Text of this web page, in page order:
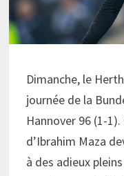
Dimanche, le
journée de la
Hannover 96 (1-
d’Ibrahim Maza
à des adieux